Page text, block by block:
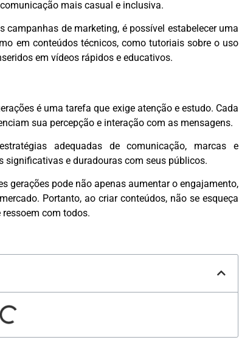
mais casual e inclusiva.
de marketing, é possível estabelecer uma
em conteúdos técnicos, como tutoriais sobre o uso
em vídeos rápidos e educativos.
é uma tarefa que exige atenção e estudo. Cada
sua percepção e interação com as mensagens.
adequadas de comunicação, marcas e
significativas e duradouras com seus públicos.
gerações pode não apenas aumentar o engajamento,
Portanto, ao criar conteúdos, não se esqueça
com todos.